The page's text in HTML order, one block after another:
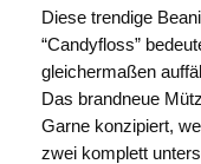
s
M
e
n
g
e
Diese trendige
“Candyfloss”
gleichermaßen
Das brandneue
Garne konzipiert,
zwei komplett